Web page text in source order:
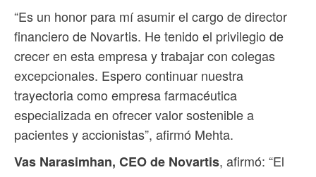
“Es un honor para mí asumir el cargo de director
financiero de Novartis. He tenido el privilegio de
crecer en esta empresa y trabajar con colegas
excepcionales. Espero continuar nuestra
trayectoria como empresa farmacéutica
especializada en ofrecer valor sostenible a
pacientes y accionistas”, afirmó Mehta.
Vas Narasimhan, CEO de Novartis, afirmó: “El